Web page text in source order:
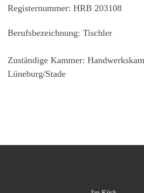
Registernummer: HRB 203108
Berufsbezeichnung: Tischler
Zuständige Kammer:
Lüneburg/Stade